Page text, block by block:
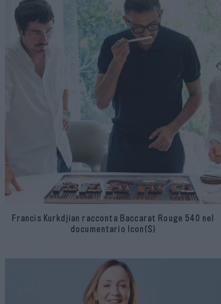
Francis Kurkdjian racconta Baccarat Rouge 540 nel
documentario Icon(S)